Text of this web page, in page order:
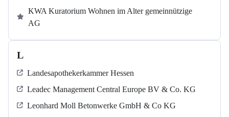
KWA Kuratorium Wohnen im Alter gemeinnützige
AG
L
Landesapothekerkammer Hessen
Leadec Management Central Europe BV & Co. KG
Leonhard Moll Betonwerke GmbH & Co KG